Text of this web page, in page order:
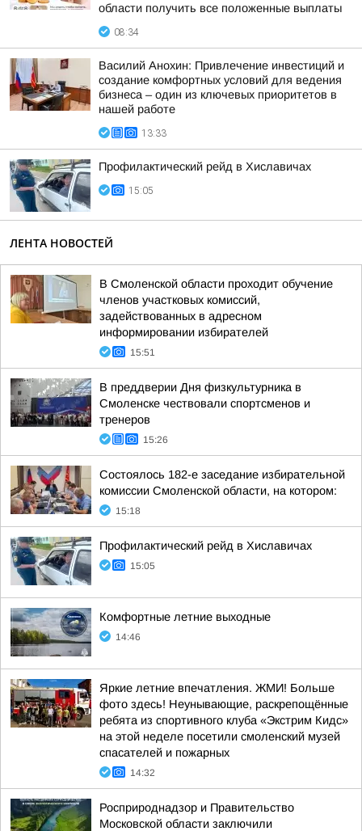
области получить все положенные выплаты
08:34
Василий Анохин: Привлечение инвестиций и
создание комфортных условий для ведения
бизнеса – один из ключевых приоритетов в
нашей работе
13:33
Профилактический рейд в Хиславичах
15:05
ЛЕНТА НОВОСТЕЙ
В Смоленской области проходит обучение
членов участковых комиссий,
задействованных в адресном
информировании избирателей
15:51
В преддверии Дня физкультурника в
Смоленске чествовали спортсменов и
тренеров
15:26
Состоялось 182-е заседание избирательной
комиссии Смоленской области, на котором:
15:18
Профилактический рейд в Хиславичах
15:05
Комфортные летние выходные
14:46
Яркие летние впечатления. ЖМИ! Больше
фото здесь! Неунывающие, раскрепощённые
ребята из спортивного клуба «Экстрим Кидс»
на этой неделе посетили смоленский музей
спасателей и пожарных
14:32
Росприроднадзор и Правительство
Московской области заключили